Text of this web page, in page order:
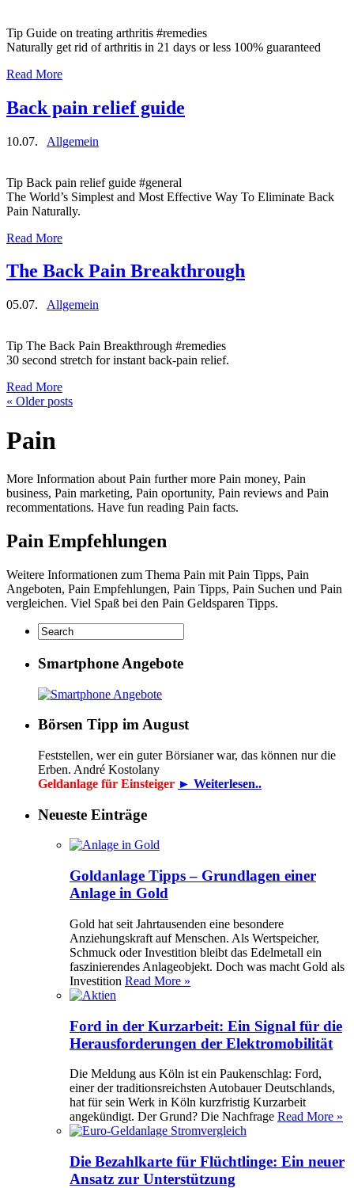
Tip Guide on treating arthritis #remedies
Naturally get rid of arthritis in 21 days or less 100% guaranteed
Read More
Back pain relief guide
10.07. Allgemein
Tip Back pain relief guide #general
The World’s Simplest and Most Effective Way To Eliminate Back
Pain Naturally.
Read More
The Back Pain Breakthrough
05.07. Allgemein
Tip The Back Pain Breakthrough #remedies
30 second stretch for instant back-pain relief.
Read More
« Older posts
Pain
More Information about Pain further more Pain money, Pain
business, Pain marketing, Pain oportunity, Pain reviews and Pain
recommentations. Have fun reading Pain facts.
Pain Empfehlungen
Weitere Informationen zum Thema Pain mit Pain Tipps, Pain
Angeboten, Pain Empfehlungen, Pain Tipps, Pain Suchen und Pain
vergleichen. Viel Spaß bei den Pain Geldsparen Tipps.
Smartphone Angebote
Börsen Tipp im August
Feststellen, wer ein guter Börsianer war, das können nur die
Erben. André Kostolany
Geldanlage für Einsteiger ► Weiterlesen..
Neueste Einträge
Goldanlage Tipps – Grundlagen einer
Anlage in Gold
Gold hat seit Jahrtausenden eine besondere
Anziehungskraft auf Menschen. Als Wertspeicher,
Schmuck oder Investition bleibt das Edelmetall ein
faszinierendes Anlageobjekt. Doch was macht Gold als
Investition Read More »
Ford in der Kurzarbeit: Ein Signal für die
Herausforderungen der Elektromobilität
Die Meldung aus Köln ist ein Paukenschlag: Ford,
einer der traditionsreichsten Autobauer Deutschlands,
hat für sein Werk in Köln kurzfristig Kurzarbeit
angekündigt. Der Grund? Die Nachfrage Read More »
Die Bezahlkarte für Flüchtlinge: Ein neuer
Ansatz zur Unterstützung